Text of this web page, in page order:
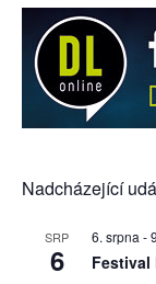
Nadcházející
SRP
6
6. srpna -
Festival